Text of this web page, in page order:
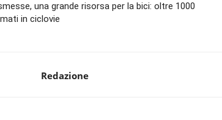
una grande risorsa per la bici: oltre 1000
in ciclovie
Redazione